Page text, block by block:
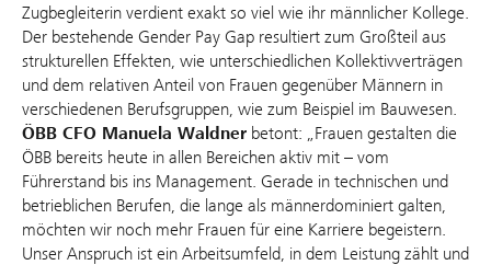
Zugbegleiterin verdient exakt so viel wie ihr männlicher Kollege.
Der bestehende Gender Pay Gap resultiert zum Großteil aus
strukturellen Effekten, wie unterschiedlichen Kollektivverträgen
und dem relativen Anteil von Frauen gegenüber Männern in
verschiedenen Berufsgruppen, wie zum Beispiel im Bauwesen.
ÖBB CFO Manuela Waldner betont: „Frauen gestalten die
ÖBB bereits heute in allen Bereichen aktiv mit – vom
Führerstand bis ins Management. Gerade in technischen und
betrieblichen Berufen, die lange als männerdominiert galten,
möchten wir noch mehr Frauen für eine Karriere begeistern.
Unser Anspruch ist ein Arbeitsumfeld, in dem Leistung zählt und